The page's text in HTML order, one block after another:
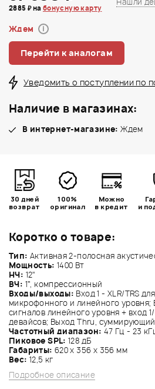
Коротко о товаре:
Тип: Активная 2-полосная
Мощность: 1400 Вт
НЧ: 12"
ВЧ: 1”, компрессионный
Входы/выходы: Вход 1 - XLR/TRS
микрофонного и линейного уровня;
сигналов линейного уровня + вход
девайсов; Выход Thru,
Частотный диапазон: 47 Гц - 23
Пиковое SPL: 128 дБ
Габариты: 620 х 356 х 356 мм
Вес: 12,5 кг
Подробное описание
2885 ₽ на бонусную карту
Ждем i
Перейти к аналогам
Уведомить о поступлении по
Наличие в магазинах:
В интернет-магазине: Ждем
30 дней
возврат
100%
оригинал
Можно
в кредит
и